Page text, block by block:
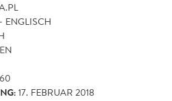
ENGLISCH
17. FEBRUAR 2018